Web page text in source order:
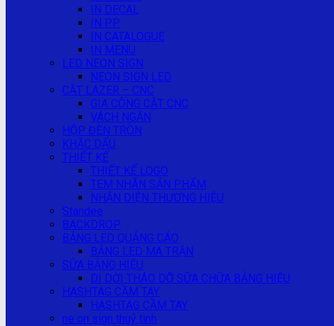
IN DECAL
IN PP
IN CATALOGUE
IN MENU
LED NEON SIGN
NEON SIGN LED
CẮT LAZER – CNC
GIA CÔNG CẮT CNC
VÁCH NGĂN
HỘP ĐÈN TRÒN
KHẮC DẤU
THIẾT KẾ
THIẾT KẾ LOGO
TEM NHÃN SẢN PHẨM
NHẬN DIỆN THƯƠNG HIỆU
Standee
BACKDROP
BẢNG LED QUẢNG CÁO
BẢNG LED MA TRẬN
SỬA BẢNG HIỆU
DI DỜI THÁO DỠ SỮA CHỮA BẢNG HIỆU
HASHTAG CẦM TAY
HASHTAG CẦM TAY
ne on sign thuỷ tinh